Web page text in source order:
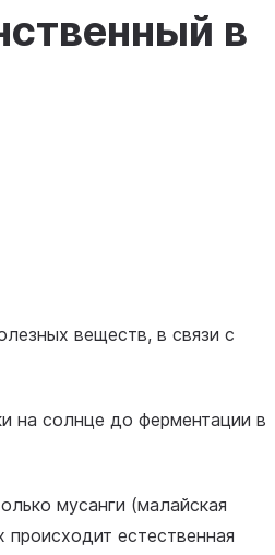
в
веществ, в связи с
на солнце до ферментации в
мусанги (малайская
естественная